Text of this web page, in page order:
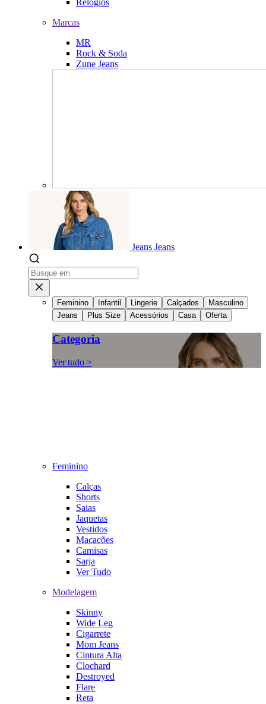
Relógios
Marcas
MR
Rock & Soda
Zune Jeans
Jeans Jeans
Feminino Infantil Lingerie Calçados
Masculino
Jeans
Plus Size Acessórios Casa Oferta
Categoria
Ver tudo >
Feminino
Calças
Shorts
Saias
Jaquetas
Vestidos
Macacões
Camisas
Sarja
Ver Tudo
Modelagem
Skinny
Wide Leg
Cigarrete
Mom Jeans
Cintura Alta
Clochard
Destroyed
Flare
Reta